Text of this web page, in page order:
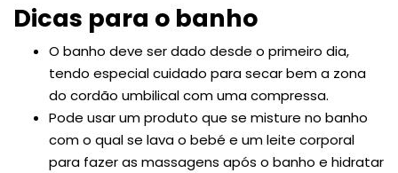
Dicas para o banho
O banho deve ser dado desde o primeiro dia,
tendo especial cuidado para secar bem a zona
do cordão umbilical com uma compressa.
Pode usar um produto que se misture no banho
com o qual se lava o bebé e um leite corporal
para fazer as massagens após o banho e hidratar